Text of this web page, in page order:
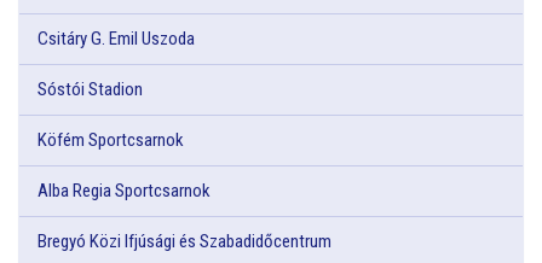
Csitáry G. Emil Uszoda
Sóstói Stadion
Köfém Sportcsarnok
Alba Regia Sportcsarnok
Bregyó Közi Ifjúsági és Szabadidőcentrum